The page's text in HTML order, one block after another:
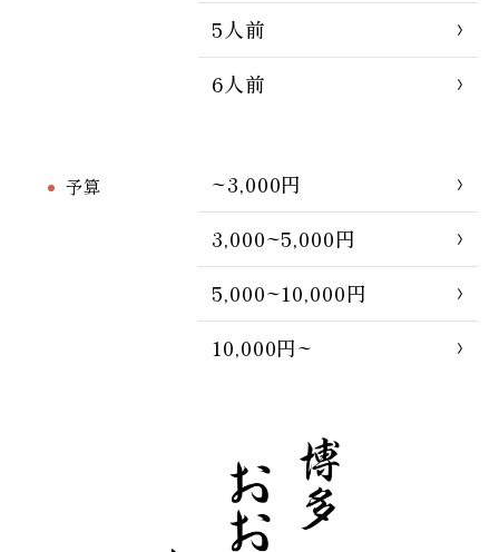
5人前
6人前
予算
~3,000円
3,000~5,000円
5,000~10,000円
10,000円~